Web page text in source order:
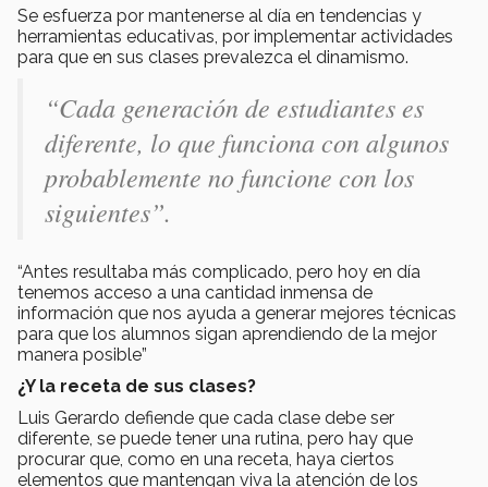
Se esfuerza por mantenerse al día en tendencias y
herramientas educativas, por implementar actividades
para que en sus clases prevalezca el dinamismo.
“Cada generación de estudiantes es
diferente, lo que funciona con algunos
probablemente no funcione con los
siguientes”.
“Antes resultaba más complicado, pero hoy en día
tenemos acceso a una cantidad inmensa de
información que nos ayuda a generar mejores técnicas
para que los alumnos sigan aprendiendo de la mejor
manera posible”
¿Y la receta de sus clases?
Luis Gerardo defiende que cada clase debe ser
diferente, se puede tener una rutina, pero hay que
procurar que, como en una receta, haya ciertos
elementos que mantengan viva la atención de los